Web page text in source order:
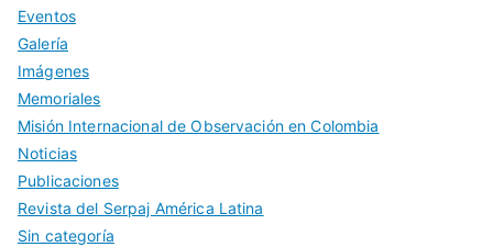
Eventos
Galería
Imágenes
Memoriales
Misión Internacional de Observación en Colombia
Noticias
Publicaciones
Revista del Serpaj América Latina
Sin categoría